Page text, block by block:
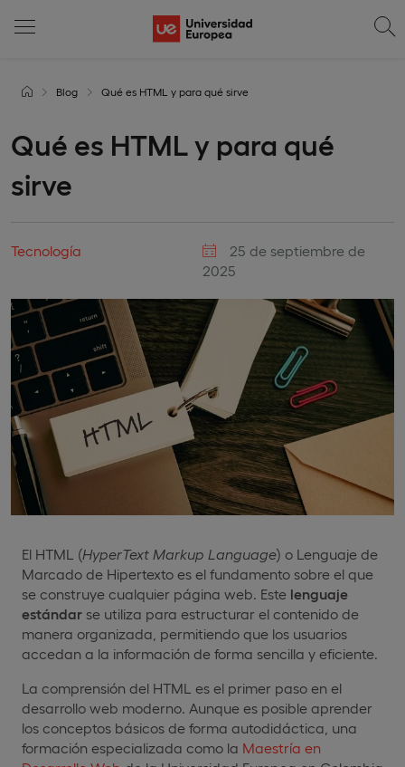
Blog Qué es HTML y para qué sirve
Qué es HTML y para qué
sirve
Tecnología
25 de septiembre de
2025
El HTML (HyperText Markup Language) o Lenguaje de
Marcado de Hipertexto es el fundamento sobre el que
se construye cualquier página web. Este lenguaje
estándar se utiliza para estructurar el contenido de
manera organizada, permitiendo que los usuarios
accedan a la información de forma sencilla y eficiente.
La comprensión del HTML es el primer paso en el
desarrollo web moderno. Aunque es posible aprender
los conceptos básicos de forma autodidáctica, una
formación especializada como la Maestría en